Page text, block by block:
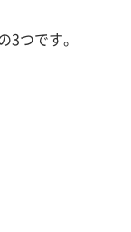
つです。